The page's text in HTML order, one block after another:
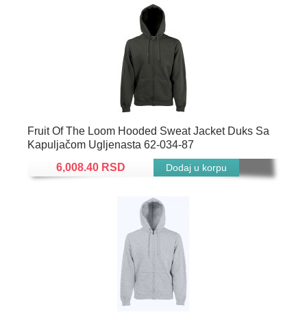
Fruit Of The Loom Hooded Sweat Jacket Duks Sa
Kapuljačom Ugljenasta 62-034-87
6,008.40 RSD